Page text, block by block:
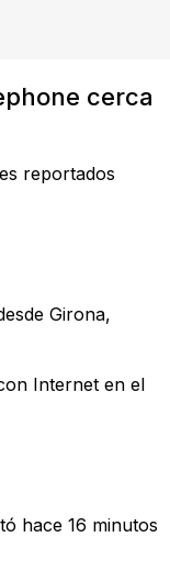
cerca
reportados
Girona,
Internet en el
hace 16 minutos